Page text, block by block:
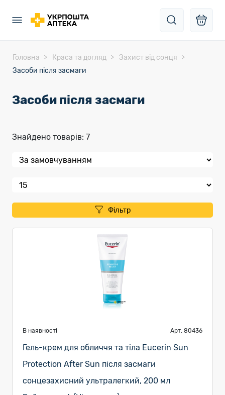
Головна Краса та догляд
Захист від сонця
Засоби після засмаги
Засоби після засмаги
Знайдено товарів: 7
Фільтр
В наявності Арт. 80436
Гель-крем для обличчя та тіла Eucerin Sun
Protection After Sun після засмаги
сонцезахисний ультралегкий, 200 мл